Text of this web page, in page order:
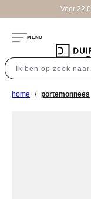
Voor
MENU
home portemonnees